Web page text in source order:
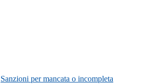
Sanzioni per mancata o incompleta